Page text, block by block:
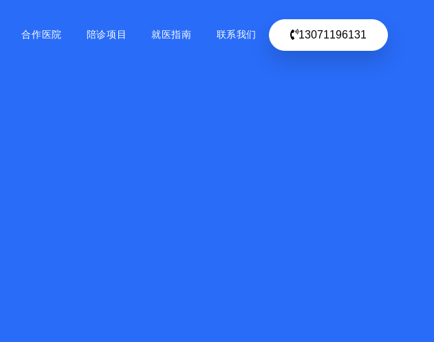
合作医院 陪诊项目 就医指南 联系我们 13071196131